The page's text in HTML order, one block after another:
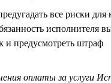
все риски
исполнителя
и предусмотреть штраф
оплаты за услуги